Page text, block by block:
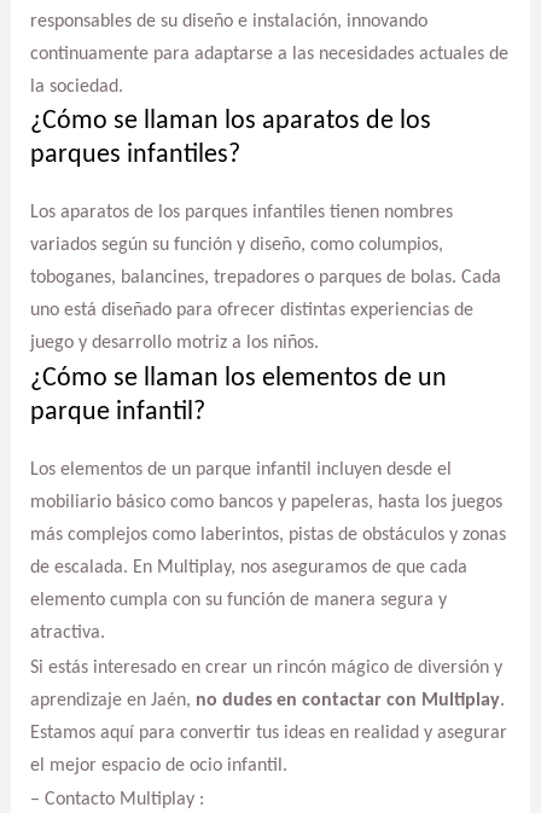
responsables de su diseño e instalación, innovando
continuamente para adaptarse a las necesidades actuales de
la sociedad.
¿Cómo se llaman los aparatos de los
parques infantiles?
Los aparatos de los parques infantiles tienen nombres
variados según su función y diseño, como columpios,
toboganes, balancines, trepadores o parques de bolas. Cada
uno está diseñado para ofrecer distintas experiencias de
juego y desarrollo motriz a los niños.
¿Cómo se llaman los elementos de un
parque infantil?
Los elementos de un parque infantil incluyen desde el
mobiliario básico como bancos y papeleras, hasta los juegos
más complejos como laberintos, pistas de obstáculos y zonas
de escalada. En Multiplay, nos aseguramos de que cada
elemento cumpla con su función de manera segura y
atractiva.
Si estás interesado en crear un rincón mágico de diversión y
aprendizaje en Jaén, no dudes en contactar con Multiplay.
Estamos aquí para convertir tus ideas en realidad y asegurar
el mejor espacio de ocio infantil.
– Contacto Multiplay :